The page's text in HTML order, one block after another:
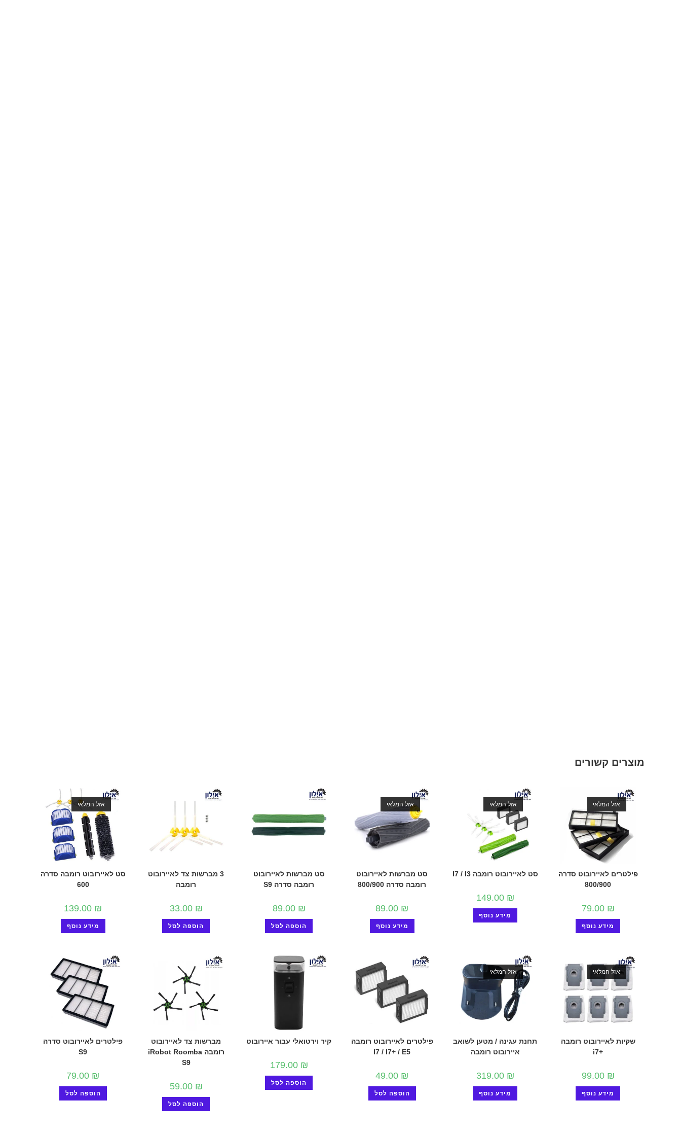
מוצרים קשורים
אזל המלאי
פילטרים לאיירובוט סדרה
800/900
79.00 ₪
מידע נוסף
אזל המלאי
סט לאיירובוט רומבה I7 / I3
149.00 ₪
מידע נוסף
אזל המלאי
סט מברשות לאיירובוט
רומבה סדרה 800/900
89.00 ₪
מידע נוסף
סט מברשות לאיירובוט
רומבה סדרה S9
89.00 ₪
הוספה לסל
3 מברשות צד לאיירובוט
רומבה
33.00 ₪
הוספה לסל
אזל המלאי
סט לאיירובוט רומבה סדרה
600
139.00 ₪
מידע נוסף
אזל המלאי
שקיות לאיירובוט רומבה
+i7
99.00 ₪
מידע נוסף
אזל המלאי
תחנת עגינה / מטען לשואב
איירובוט רומבה
319.00 ₪
מידע נוסף
פילטרים לאיירובוט רומבה
I7 / I7+ / E5
49.00 ₪
הוספה לסל
קיר וירטואלי עבור איירובוט
179.00 ₪
הוספה לסל
מברשות צד לאיירובוט
רומבה iRobot Roomba
S9
59.00 ₪
הוספה לסל
פילטרים לאיירובוט סדרה
S9
79.00 ₪
הוספה לסל